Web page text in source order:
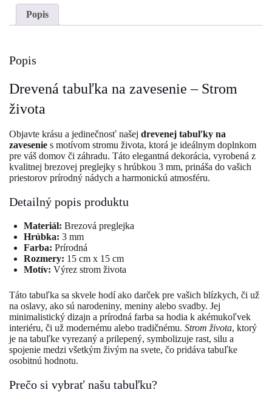
Popis
Popis
Drevená tabuľka na zavesenie – Strom
života
Objavte krásu a jedinečnosť našej drevenej tabuľky na
zavesenie s motívom stromu života, ktorá je ideálnym doplnkom
pre váš domov či záhradu. Táto elegantná dekorácia, vyrobená z
kvalitnej brezovej preglejky s hrúbkou 3 mm, prináša do vašich
priestorov prírodný nádych a harmonickú atmosféru.
Detailný popis produktu
Materiál: Brezová preglejka
Hrúbka: 3 mm
Farba: Prírodná
Rozmery: 15 cm x 15 cm
Motív: Výrez strom života
Táto tabuľka sa skvele hodí ako darček pre vašich blízkych, či už
na oslavy, ako sú narodeniny, meniny alebo svadby. Jej
minimalistický dizajn a prírodná farba sa hodia k akémukoľvek
interiéru, či už modernému alebo tradičnému. Strom života, ktorý
je na tabuľke vyrezaný a prilepený, symbolizuje rast, silu a
spojenie medzi všetkým živým na svete, čo pridáva tabuľke
osobitnú hodnotu.
Prečo si vybrať našu tabuľku?